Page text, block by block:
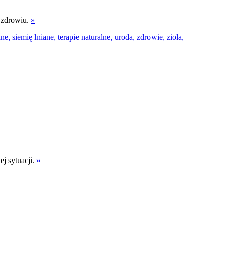
»
siemię lniane, terapie naturalne, uroda, zdrowie, zioła,
sytuacji. »